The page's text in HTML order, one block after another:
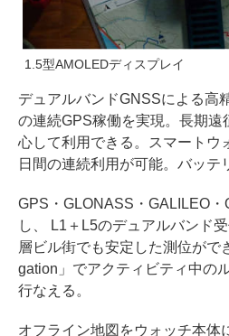
1.5型AMOLEDディスプレイ
デュアルバンドGNSSによる高
の連続GPS稼働を実現。長期遠
心して利用できる。スマートウ
日間の連続利用が可能。バッテ
GPS・GLONASS・GALILEO
し、 L1＋L5のデュアルバンド
層ビル街でも安定した測位がで
gation」でアクティビティ中の
行なえる。
オフライン地図をウォッチ本体